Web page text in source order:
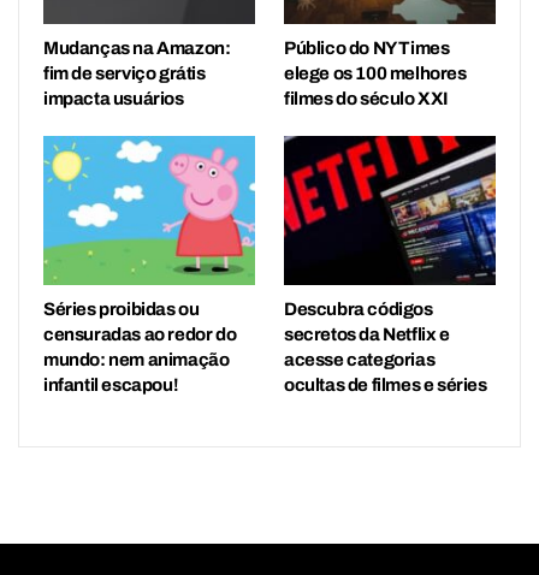
Mudanças na Amazon:
fim de serviço grátis
impacta usuários
Público do NY Times
elege os 100 melhores
filmes do século XXI
Séries proibidas ou
censuradas ao redor do
mundo: nem animação
infantil escapou!
Descubra códigos
secretos da Netflix e
acesse categorias
ocultas de filmes e séries